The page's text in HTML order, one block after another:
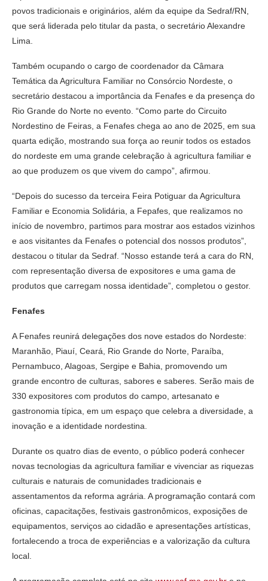
povos tradicionais e originários, além da equipe da Sedraf/RN,
que será liderada pelo titular da pasta, o secretário Alexandre
Lima.
Também ocupando o cargo de coordenador da Câmara
Temática da Agricultura Familiar no Consórcio Nordeste, o
secretário destacou a importância da Fenafes e da presença do
Rio Grande do Norte no evento. “Como parte do Circuito
Nordestino de Feiras, a Fenafes chega ao ano de 2025, em sua
quarta edição, mostrando sua força ao reunir todos os estados
do nordeste em uma grande celebração à agricultura familiar e
ao que produzem os que vivem do campo”, afirmou.
“Depois do sucesso da terceira Feira Potiguar da Agricultura
Familiar e Economia Solidária, a Fepafes, que realizamos no
início de novembro, partimos para mostrar aos estados vizinhos
e aos visitantes da Fenafes o potencial dos nossos produtos”,
destacou o titular da Sedraf. “Nosso estande terá a cara do RN,
com representação diversa de expositores e uma gama de
produtos que carregam nossa identidade”, completou o gestor.
Fenafes
A Fenafes reunirá delegações dos nove estados do Nordeste:
Maranhão, Piauí, Ceará, Rio Grande do Norte, Paraíba,
Pernambuco, Alagoas, Sergipe e Bahia, promovendo um
grande encontro de culturas, sabores e saberes. Serão mais de
330 expositores com produtos do campo, artesanato e
gastronomia típica, em um espaço que celebra a diversidade, a
inovação e a identidade nordestina.
Durante os quatro dias de evento, o público poderá conhecer
novas tecnologias da agricultura familiar e vivenciar as riquezas
culturais e naturais de comunidades tradicionais e
assentamentos da reforma agrária. A programação contará com
oficinas, capacitações, festivais gastronômicos, exposições de
equipamentos, serviços ao cidadão e apresentações artísticas,
fortalecendo a troca de experiências e a valorização da cultura
local.